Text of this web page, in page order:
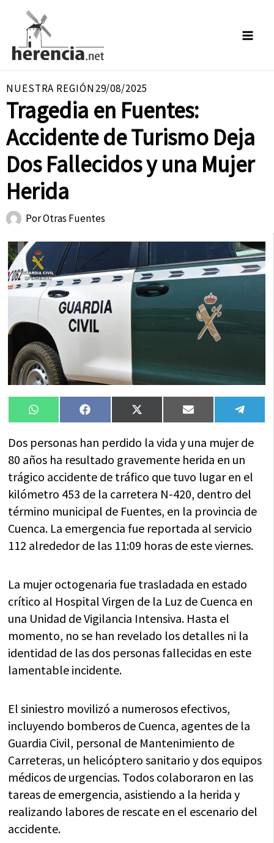
contenido
NUESTRA REGIÓN29/08/2025
Tragedia en Fuentes:
Accidente de Turismo Deja
Dos Fallecidos y una Mujer
Herida
PorOtras Fuentes
Compartir
en
WhatsAppCompartir
en
FacebookCompartir
en
X
(Twitter)
Compartir
en
Email
en
Dos personas han perdido la vida y una mujer de
80 años ha resultado gravemente herida en un
trágico accidente de tráfico que tuvo lugar en el
kilómetro 453 de la carretera N-420, dentro del
término municipal de Fuentes, en la provincia de
Cuenca. La emergencia fue reportada al servicio
112 alrededor de las 11:09 horas de este viernes.
La mujer octogenaria fue trasladada en estado
crítico al Hospital Virgen de la Luz de Cuenca en
una Unidad de Vigilancia Intensiva. Hasta el
momento, no se han revelado los detalles ni la
identidad de las dos personas fallecidas en este
lamentable incidente.
El siniestro movilizó a numerosos efectivos,
incluyendo bomberos de Cuenca, agentes de la
Guardia Civil, personal de Mantenimiento de
Carreteras, un helicóptero sanitario y dos equipos
médicos de urgencias. Todos colaboraron en las
tareas de emergencia, asistiendo a la herida y
realizando labores de rescate en el escenario del
accidente.